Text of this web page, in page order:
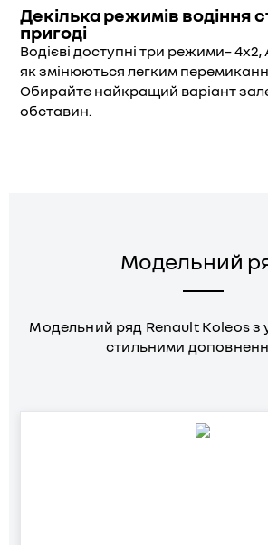
Декілька режимів водіння
пригоді
Водієві доступні три режими–
як змінюються легким
Обирайте найкращий варіант
обставин.
Модельний
Модельний ряд Renault Koleos з
стильними